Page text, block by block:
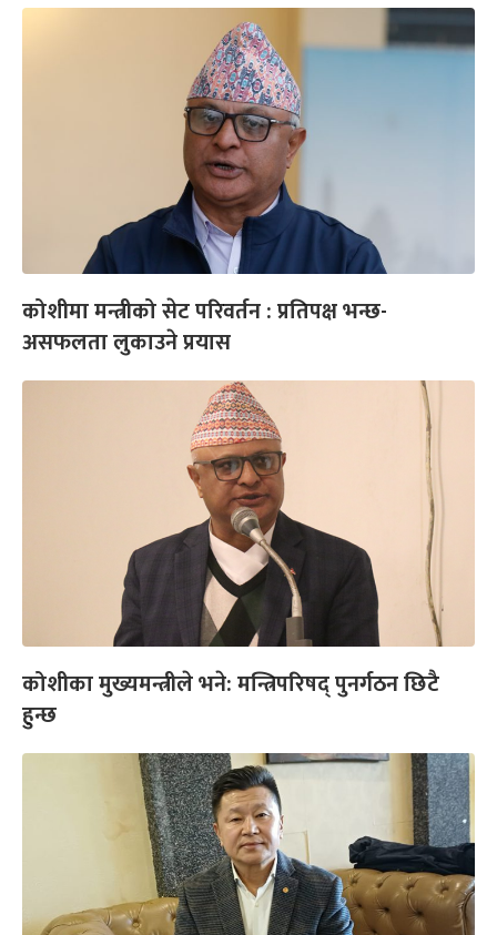
कोशीमा मन्त्रीको सेट परिवर्तन : प्रतिपक्ष भन्छ-
असफलता लुकाउने प्रयास
‍कोशीका मुख्यमन्त्रीले भने: मन्त्रिपरिषद् पुनर्गठन छिटै
हुन्छ